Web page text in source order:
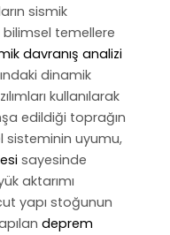
sismik
bilimsel temellere
davranış analizi
dinamik
kullanılarak
edildiği toprağın
sisteminin uyumu,
sayesinde
aktarımı
yapı stoğunun
deprem